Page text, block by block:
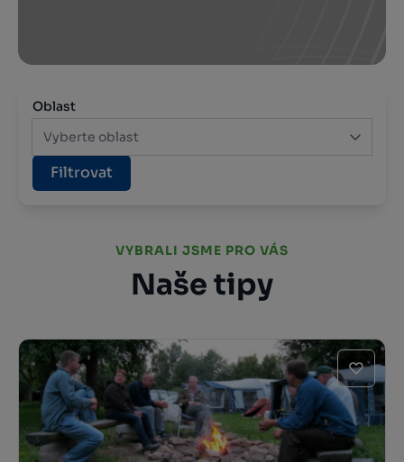
Oblast
Vyberte oblast
Filtrovat
VYBRALI JSME PRO VÁS
Naše tipy